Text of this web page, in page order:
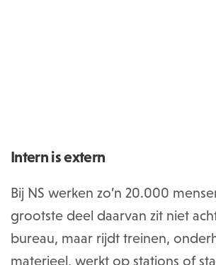
Intern is extern
Bij NS werken zo’n 20.000
grootste deel daarvan zit niet
bureau, maar rijdt treinen,
materieel, werkt op stations of